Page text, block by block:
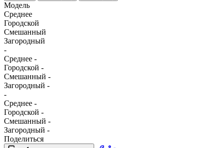
Модель
Среднее
Городской
Смешанный
Загородный
-
Среднее -
Городской -
Смешанный -
Загородный -
-
Среднее -
Городской -
Смешанный -
Загородный -
Поделиться